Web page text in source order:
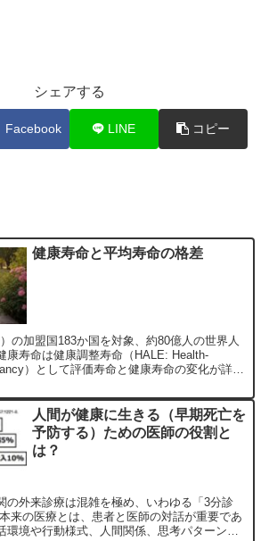
シェアする
Facebook LINE コピー
健康寿命と平均寿命の格差
の加盟国183か国を対象、約80億人の世界人
康寿命は健康調整寿命（HALE: Health-
）として評価寿命と健康寿命の変化が詳細
人間が健康に生きる（早期死亡を
予防する）ための医師の役割と
は？
の外来診療は混雑を極め、いわゆる「3分診
来の医療とは、患者と医師の対話が重要であ
環境や行動様式、人間関係、思考パターン、